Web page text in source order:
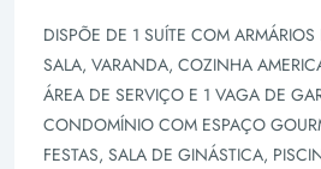
DISPÕE DE 1 SUÍTE COM
SALA, VARANDA, COZINHA
ÁREA DE SERVIÇO E 1 VAGA DE
CONDOMÍNIO COM ESPAÇO
FESTAS, SALA DE GINÁSTICA,